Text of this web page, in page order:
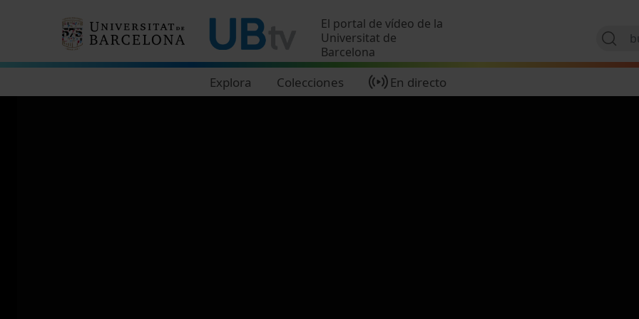
El portal de vídeo de la
Universitat de
Barcelona
Explora Colecciones En directo